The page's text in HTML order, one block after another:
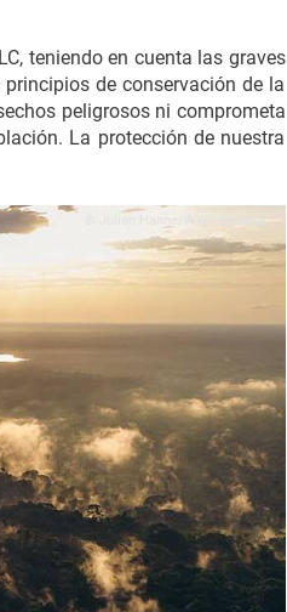
teniendo en cuenta las graves
de conservación de la
peligrosos ni comprometa
La protección de nuestra
© Julian Hahne/WWF-Ecuador